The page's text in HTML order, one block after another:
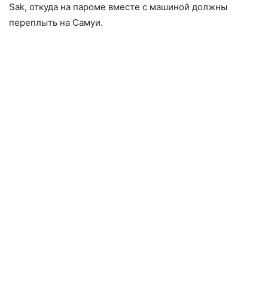
Sak, откуда на пароме вместе с машиной должны
переплыть на Самуи.